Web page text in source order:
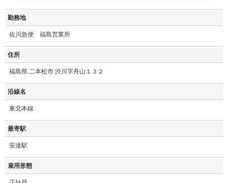
勤務地
佐川急便 福島営業所
住所
福島県 二本松市 渋川字舟山１３２
沿線名
東北本線
最寄駅
安達駅
雇用形態